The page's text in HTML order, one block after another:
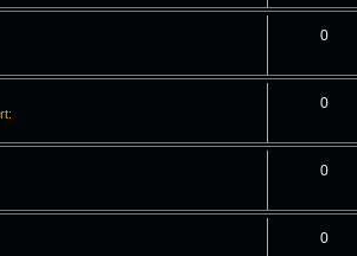
0
0
0
0